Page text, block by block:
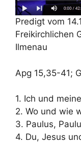
Predigt vom
Freikirchlichen
Ilmenau
Apg 15,35-41;
1. Ich und
2. Wo und wie
3. Paulus,
4. Du, Jesus